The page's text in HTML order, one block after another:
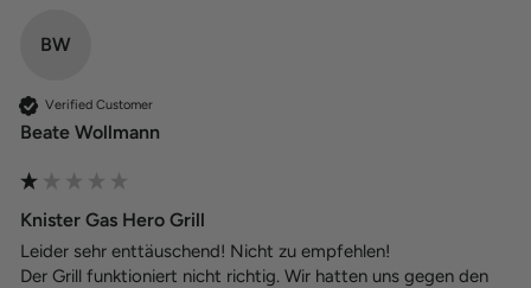
BW
Verified Customer
Beate Wollmann
Knister Gas Hero Grill
Leider sehr enttäuschend! Nicht zu empfehlen!
Der Grill funktioniert nicht richtig. Wir hatten uns gegen den